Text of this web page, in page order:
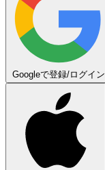
Googleで登録/ログイン